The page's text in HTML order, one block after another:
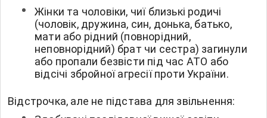
Жінки та чоловіки, чиї близькі родичі
(чоловік, дружина, син, донька, батько,
мати або рідний (повнорідний,
неповнорідний) брат чи сестра) загинули
або пропали безвісти під час АТО або
відсічі збройної агресії проти України.
Відстрочка, але не підстава для звільнення: